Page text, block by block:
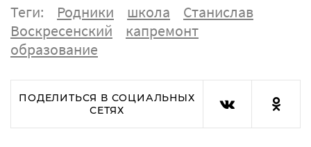
Теги: Родники школа
Станислав
Воскресенский
капремонт
образование
ПОДЕЛИТЬСЯ В СОЦИАЛЬНЫХ
СЕТЯХ